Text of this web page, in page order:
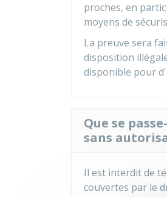
proches, en
moyens de
La preuve sera
disposition
disponible pour
Que se
sans
Il est interdit de
couvertes par le